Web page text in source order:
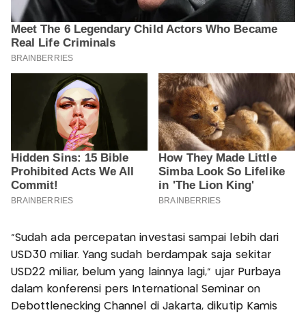
"Sudah ada percepatan investasi sampai lebih dari
USD30 miliar. Yang sudah berdampak saja sekitar
USD22 miliar, belum yang lainnya lagi," ujar Purbaya
dalam konferensi pers International Seminar on
Debottlenecking Channel di Jakarta, dikutip Kamis